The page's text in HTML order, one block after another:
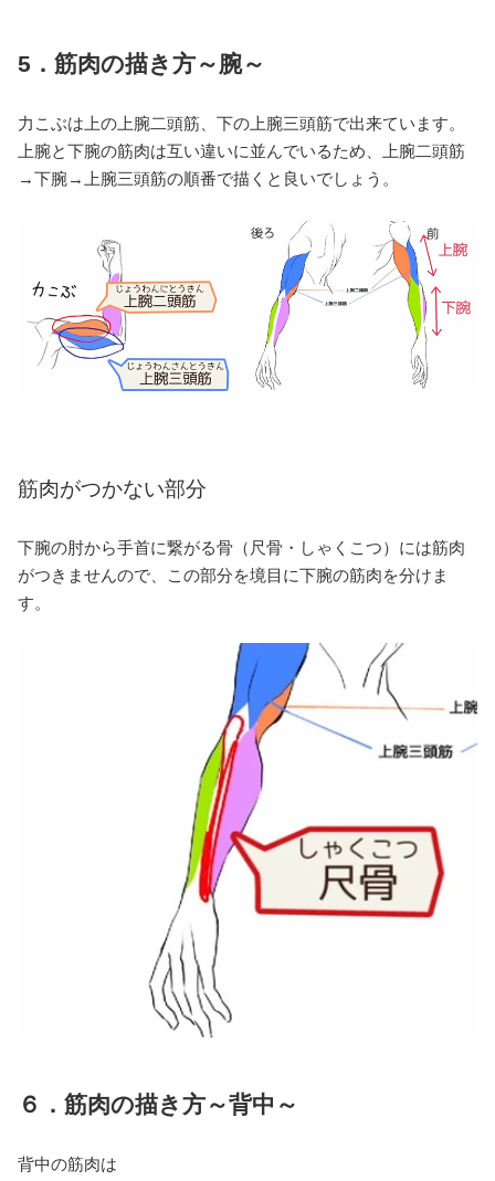
5．筋肉の描き方～腕～
力こぶは上の上腕二頭筋、下の上腕三頭筋で出来ています。
上腕と下腕の筋肉は互い違いに並んでいるため、上腕二頭筋
→下腕→上腕三頭筋の順番で描くと良いでしょう。
筋肉がつかない部分
下腕の肘から手首に繋がる骨（尺骨・しゃくこつ）には筋肉
がつきませんので、この部分を境目に下腕の筋肉を分けま
す。
６．筋肉の描き方～背中～
背中の筋肉は